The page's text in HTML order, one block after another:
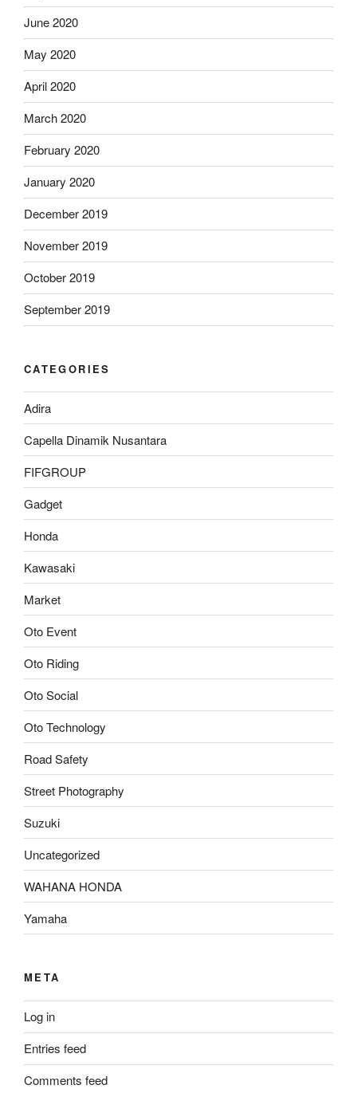
June 2020
May 2020
April 2020
March 2020
February 2020
January 2020
December 2019
November 2019
October 2019
September 2019
CATEGORIES
Adira
Capella Dinamik Nusantara
FIFGROUP
Gadget
Honda
Kawasaki
Market
Oto Event
Oto Riding
Oto Social
Oto Technology
Road Safety
Street Photography
Suzuki
Uncategorized
WAHANA HONDA
Yamaha
META
Log in
Entries feed
Comments feed